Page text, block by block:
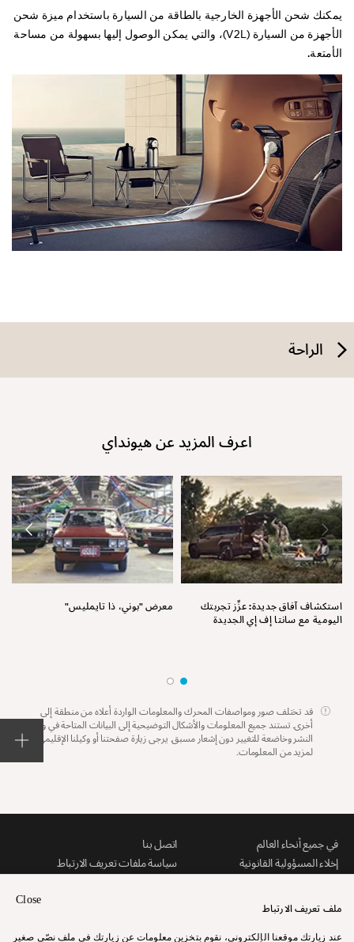
ملف تعريف الارتباط
عند زيارتك موقعنا الإلكتروني، نقوم بتخزين معلومات عن زيارتك في ملف نصّي صغير
Close
يمكنك شحن الأجهزة الخارجية بالطاقة من السيارة باستخدام ميزة شحن
الأجهزة من السيارة (V2L)، والتي يمكن الوصول إليها بسهولة من مساحة
الأمتعة.
الراحة
اعرف المزيد عن هيونداي
استكشاف آفاق جديدة: عزِّز تجربتك
اليومية مع سانتا إف إي الجديدة
معرض "بوني، ذا تايمليس"
قد تختلف صور ومواصفات المحرك والمعلومات الواردة أعلاه من منطقة إلى
أخرى. تستند جميع المعلومات والأشكال التوضيحية إلى البيانات المتاحة في وقت
النشر وخاضعة للتغيير دون إشعار مسبق. يرجى زيارة صفحتنا أو وكيلنا الإقليمي
لمزيد من المعلومات.
في جميع أنحاء العالم
اتصل بنا
إخلاء المسؤولية القانونية
سياسة ملفات تعريف الارتباط